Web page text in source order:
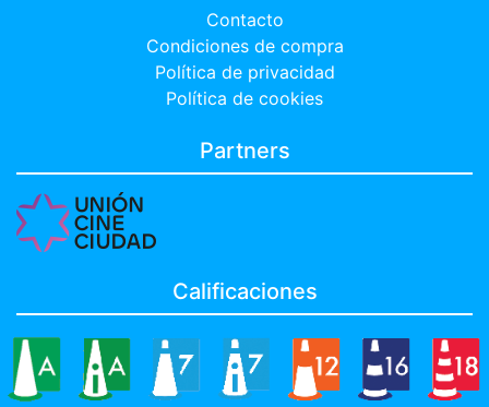
Contacto
Condiciones de compra
Política de privacidad
Política de cookies
Partners
Calificaciones